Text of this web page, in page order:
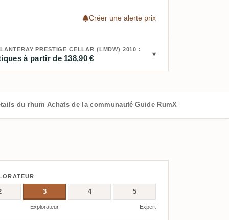
Créer une alerte prix
PRESTIGE CELLAR (LMDW) 2010 :
à partir de 138,90 €
du rhum Achats de la communauté Guide RumX
3 4 5
Explorateur Expert